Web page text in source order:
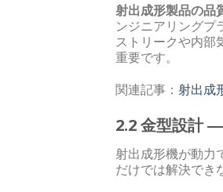
射出成形製品の品
ンジニアリングプ
ストリークや内部
重要です。
関連記事： 射出成
2.2 金型設計
射出成形機が動力
だけでは解決でき